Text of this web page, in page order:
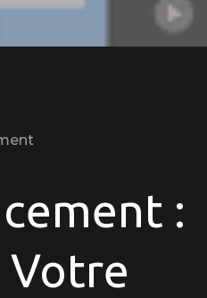
Visibilité
Votre
Site
:
Votre